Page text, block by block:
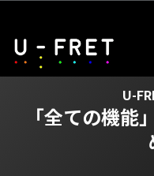
U-
「全ての機能